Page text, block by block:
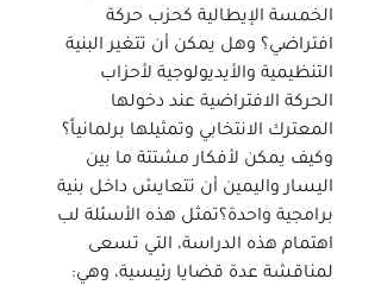
الخمسة الإيطالية كحزب حركة
افتراضي؟ وهل يمكن أن تتغير البنية
التنظيمية والأيديولوجية لأحزاب
الحركة الافتراضية عند دخولها
المعترك الانتخابي وتمثيلها برلمانياً؟
وكيف يمكن لأفكار مشتتة ما بين
اليسار واليمين أن تتعايش داخل بنية
برامجية واحدة؟تمثل هذه الأسئلة لب
اهتمام هذه الدراسة، التي تسعى
لمناقشة عدة قضايا رئيسية، وهي: